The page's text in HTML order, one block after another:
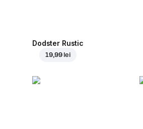
Dodster Rustic
19,99 lei